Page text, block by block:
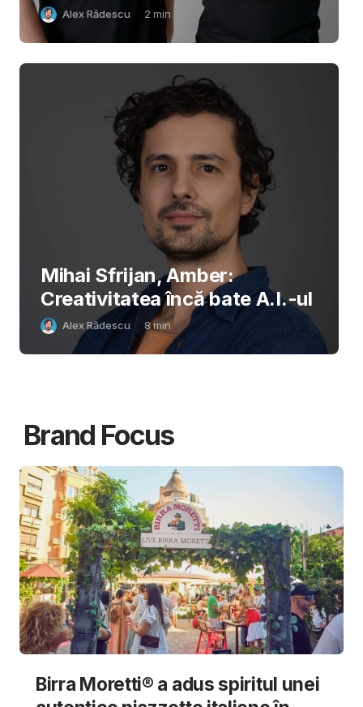
Alex Rădescu 2 min
Mihai Sfrijan, Amber:
Creativitatea încă bate A.I.-ul
Alex Rădescu 8min
Brand Focus
Birra Moretti® a adus spiritul unei